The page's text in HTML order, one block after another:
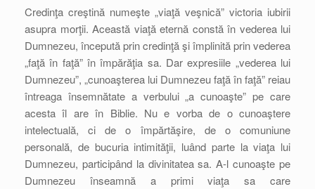
Credinţa creştină numeşte „viaţă veşnică” victoria iubirii
asupra morţii. Această viaţă eternă constă în vederea lui
Dumnezeu, începută prin credinţă şi împlinită prin vederea
„faţă în faţă” în împărăţia sa. Dar expresiile „vederea lui
Dumnezeu”, „cunoaşterea lui Dumnezeu faţă în faţă” reiau
întreaga însemnătate a verbului „a cunoaşte” pe care
acesta îl are în Biblie. Nu e vorba de o cunoaştere
intelectuală, ci de o împărtăşire, de o comuniune
personală, de bucuria intimităţii, luând parte la viaţa lui
Dumnezeu, participând la divinitatea sa. A-l cunoaşte pe
Dumnezeu înseamnă a primi viaţa sa care